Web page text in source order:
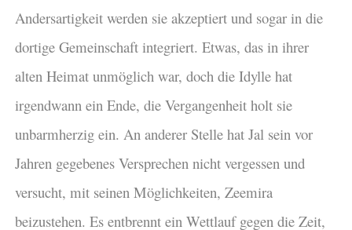
Andersartigkeit werden sie akzeptiert und sogar in die
dortige Gemeinschaft integriert. Etwas, das in ihrer
alten Heimat unmöglich war, doch die Idylle hat
irgendwann ein Ende, die Vergangenheit holt sie
unbarmherzig ein. An anderer Stelle hat Jal sein vor
Jahren gegebenes Versprechen nicht vergessen und
versucht, mit seinen Möglichkeiten, Zeemira
beizustehen. Es entbrennt ein Wettlauf gegen die Zeit,